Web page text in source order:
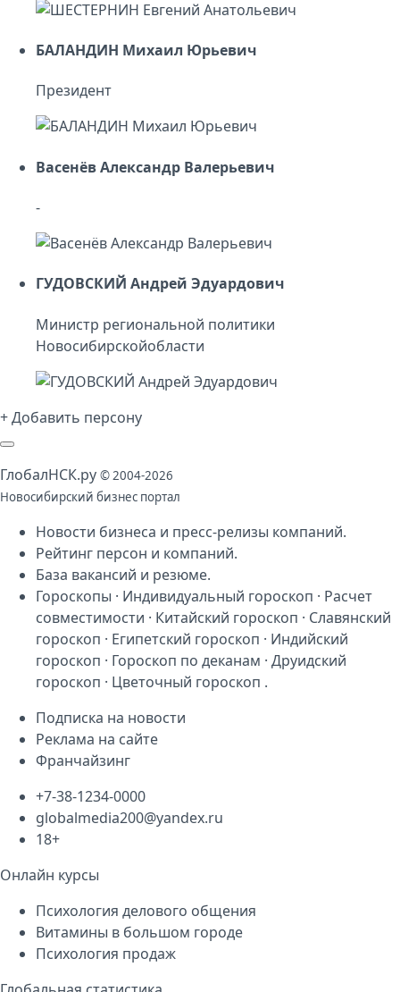
БАЛАНДИН Михаил Юрьевич
Президент
Васенёв Александр Валерьевич
-
ГУДОВСКИЙ Андрей Эдуардович
Министр региональной политики
Новосибирскойобласти
+ Добавить персону
ГлобалНСК.py © 2004-2026
Новосибирский бизнес портал
Новости бизнеса и пресс-релизы компаний.
Рейтинг персон и компаний.
База вакансий и резюме.
Гороскопы · Индивидуальный гороскоп · Расчет
совместимости · Китайский гороскоп · Славянский
гороскоп · Египетский гороскоп · Индийский
гороскоп · Гороскоп по деканам · Друидский
гороскоп · Цветочный гороскоп .
Подписка на новости
Реклама на сайте
Франчайзинг
+7-38-1234-0000
globalmedia200@yandex.ru
18+
Онлайн курсы
Психология делового общения
Витамины в большом городе
Психология продаж